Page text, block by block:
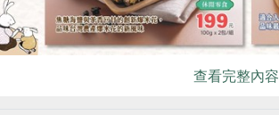
查看完整內容..